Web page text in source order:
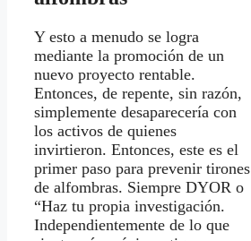
Y esto a menudo se logra
mediante la promoción de un
nuevo proyecto rentable.
Entonces, de repente, sin razón,
simplemente desaparecería con
los activos de quienes
invirtieron. Entonces, este es el
primer paso para prevenir tirones
de alfombras. Siempre DYOR o
“Haz tu propia investigación.
Independientemente de lo que